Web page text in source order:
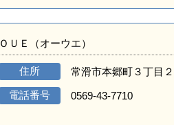
ＯＵＥ（オーウエ）
住所 常滑市本郷町３丁目
電話番号 0569-43-7710